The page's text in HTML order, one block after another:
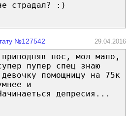
страдал? :)
№127542 29.04.2016
нос, мол мало,
пупер спец знаю
помощницу на 75к
и
депресия...